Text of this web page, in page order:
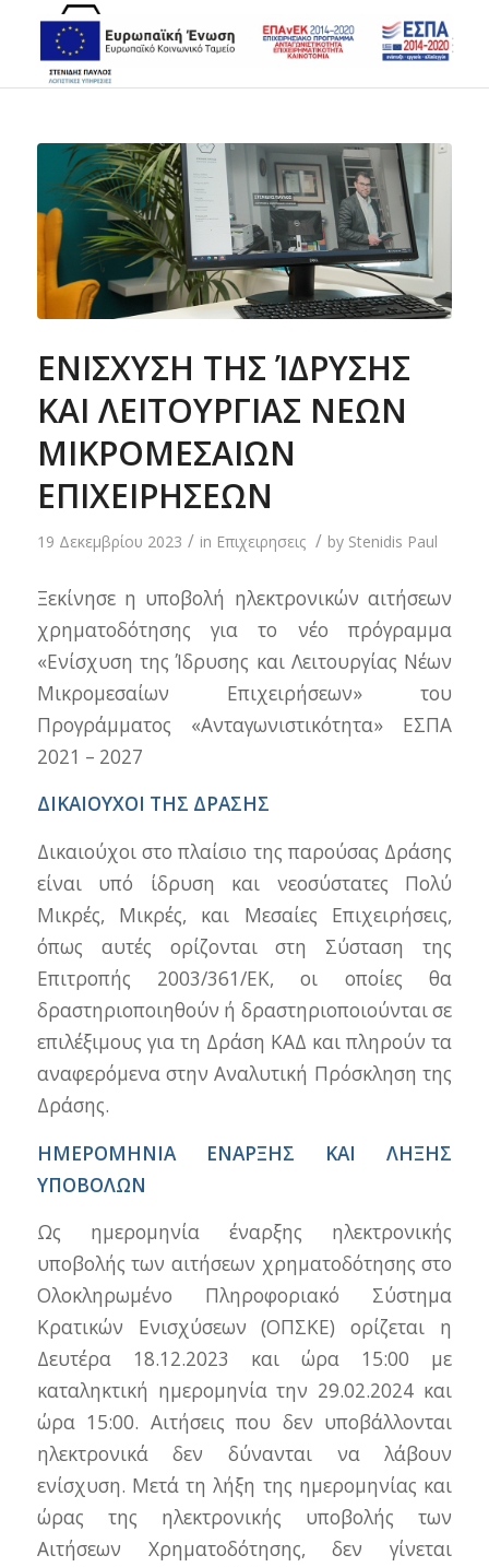
ΕΝΙΣΧΥΣΗ ΤΗΣ ΊΔΡΥΣΗΣ
ΚΑΙ ΛΕΙΤΟΥΡΓΙΑΣ ΝΕΩΝ
ΜΙΚΡΟΜΕΣΑΙΩΝ
ΕΠΙΧΕΙΡΗΣΕΩΝ
19 Δεκεμβρίου 2023 / in Επιχειρησεις / by Stenidis Paul
Ξεκίνησε η υποβολή ηλεκτρονικών αιτήσεων
χρηματοδότησης για το νέο πρόγραμμα
«Ενίσχυση της Ίδρυσης και Λειτουργίας Νέων
Μικρομεσαίων Επιχειρήσεων» του
Προγράμματος «Ανταγωνιστικότητα» ΕΣΠΑ
2021 – 2027
ΔΙΚΑΙΟΥΧΟΙ ΤΗΣ ΔΡΑΣΗΣ
Δικαιούχοι στο πλαίσιο της παρούσας Δράσης
είναι υπό ίδρυση και νεοσύστατες Πολύ
Μικρές, Μικρές, και Μεσαίες Επιχειρήσεις,
όπως αυτές ορίζονται στη Σύσταση της
Επιτροπής 2003/361/ΕΚ, οι οποίες θα
δραστηριοποιηθούν ή δραστηριοποιούνται σε
επιλέξιμους για τη Δράση ΚΑΔ και πληρούν τα
αναφερόμενα στην Αναλυτική Πρόσκληση της
Δράσης.
ΗΜΕΡΟΜΗΝΙΑ ΕΝΑΡΞΗΣ ΚΑΙ ΛΗΞΗΣ
ΥΠΟΒΟΛΩΝ
Ως ημερομηνία έναρξης ηλεκτρονικής
υποβολής των αιτήσεων χρηματοδότησης στο
Ολοκληρωμένο Πληροφοριακό Σύστημα
Κρατικών Ενισχύσεων (ΟΠΣΚΕ) ορίζεται η
Δευτέρα 18.12.2023 και ώρα 15:00 με
καταληκτική ημερομηνία την 29.02.2024 και
ώρα 15:00. Αιτήσεις που δεν υποβάλλονται
ηλεκτρονικά δεν δύνανται να λάβουν
ενίσχυση. Μετά τη λήξη της ημερομηνίας και
ώρας της ηλεκτρονικής υποβολής των
Αιτήσεων Χρηματοδότησης, δεν γίνεται